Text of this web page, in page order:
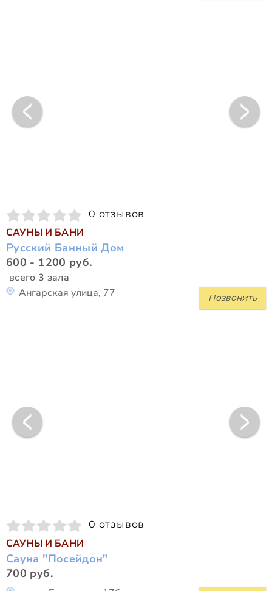
0 отзывов
САУНЫ И БАНИ
Русский Банный Дом
600 - 1200 руб.
всего 3 зала
Позвонить
Ангарская улица, 77
0 отзывов
САУНЫ И БАНИ
Сауна "Посейдон"
700 руб.